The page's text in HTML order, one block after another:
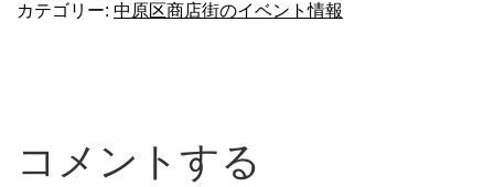
カテゴリー: 中原区商店街のイベント情報
コメントする